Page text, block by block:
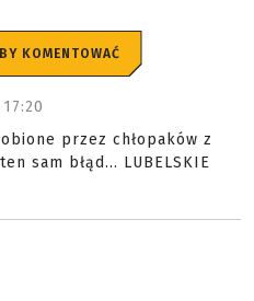
KOMENTOWAĆ
17:20
przez chłopaków z
sam błąd... LUBELSKIE